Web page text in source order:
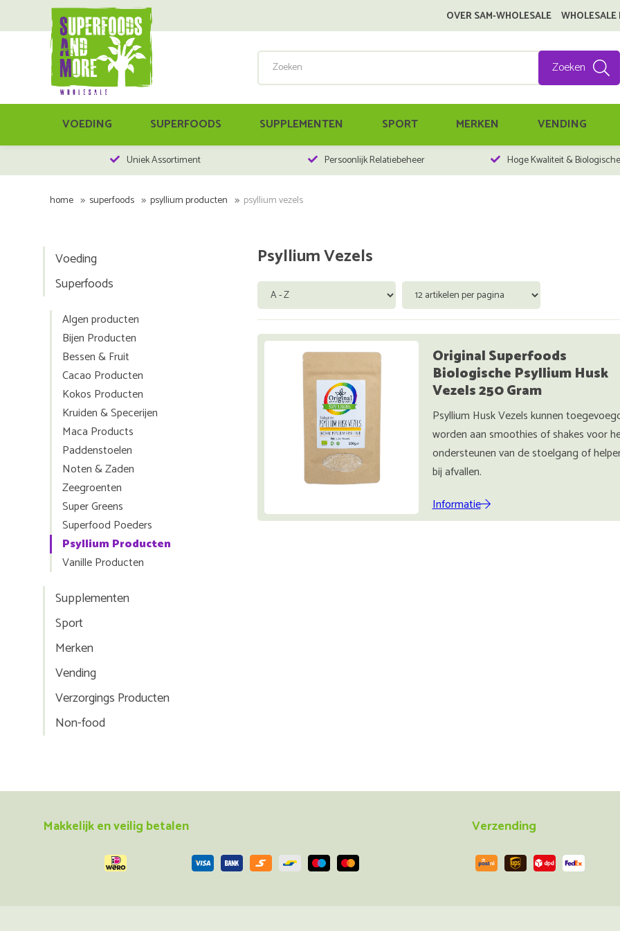
OVER SAM-WHOLESALE
Zoeken
VOEDING SUPERFOODS SUPPLEMENTEN SPORT MERKEN VENDING
Uniek Assortiment Persoonlijk Relatiebeheer Hoge Kwaliteit &
home superfoods psyllium producten psyllium vezels
Voeding
Superfoods
Algen producten
Bijen Producten
Bessen & Fruit
Cacao Producten
Kokos Producten
Kruiden & Specerijen
Maca Products
Paddenstoelen
Noten & Zaden
Zeegroenten
Super Greens
Superfood Poeders
Psyllium Producten
Vanille Producten
Supplementen
Sport
Merken
Vending
Verzorgings Producten
Non-food
Psyllium Vezels
Original Superfoods
Biologische Psyllium Husk
Vezels 250 Gram
Psyllium Husk Vezels kunnen
worden aan smoothies of shakes voor
ondersteunen van de stoelgang of
bij afvallen.
Informatie
Makkelijk en veilig betalen Verzending